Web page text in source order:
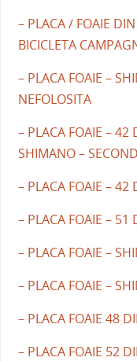
– PLACA / FOAIE
BICICLETA
– PLACA FOAIE –
NEFOLOSITA
– PLACA FOAIE – 42
SHIMANO – SECOND
– PLACA FOAIE – 42
– PLACA FOAIE – 51
– PLACA FOAIE –
– PLACA FOAIE –
– PLACA FOAIE 48
– PLACA FOAIE 52